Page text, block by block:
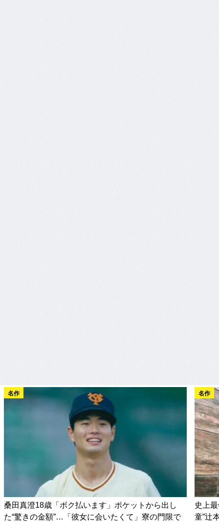
名作
桑田真澄18歳「ボク払います」ポケットから出し
た“驚きの金額”…「彼女に会いたくて」寮の門限で
名作
史上
童”辻